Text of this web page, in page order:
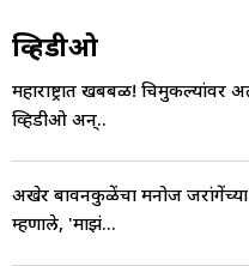
व्हिडीओ
महाराष्ट्रात खबबळ! चिमुकल्यांवर
व्हिडीओ अन्..
अखेर बावनकुळेंचा मनोज
म्हणाले, 'माझं...